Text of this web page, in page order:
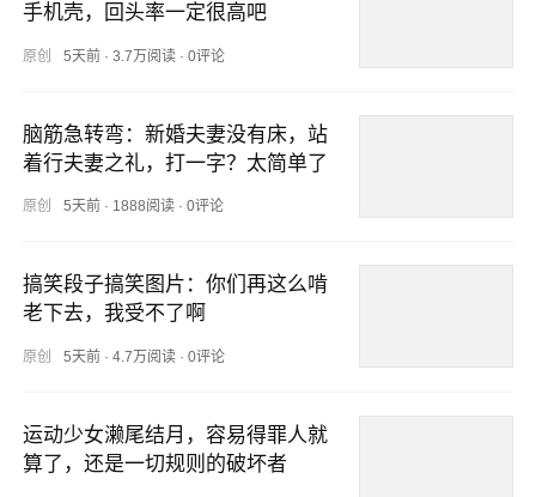
手机壳，回头率一定很高吧
原创 5天前· 3.7万阅读· 0评论
脑筋急转弯：新婚夫妻没有床，站
着行夫妻之礼，打一字？太简单了
原创 5天前· 1888阅读· 0评论
搞笑段子搞笑图片：你们再这么啃
老下去，我受不了啊
原创 5天前· 4.7万阅读· 0评论
运动少女濑尾结月，容易得罪人就
算了，还是一切规则的破坏者